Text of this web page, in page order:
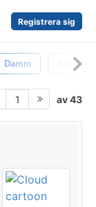
Registrera sig
Damm
1 av 43